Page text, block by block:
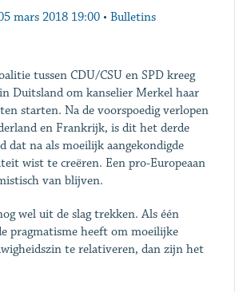
mars 2018 19:00 • Bulletins
tussen CDU/CSU en SPD kreeg
Duitsland om kanselier Merkel haar
starten. Na de voorspoedig verlopen
en Frankrijk, is dit het derde
dat na als moeilijk aangekondigde
wist te creëren. Een pro-Europeaan
van blijven.
wel uit de slag trekken. Als één
pragmatisme heeft om moeilijke
te relativeren, dan zijn het